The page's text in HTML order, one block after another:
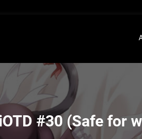
#30 (Safe for